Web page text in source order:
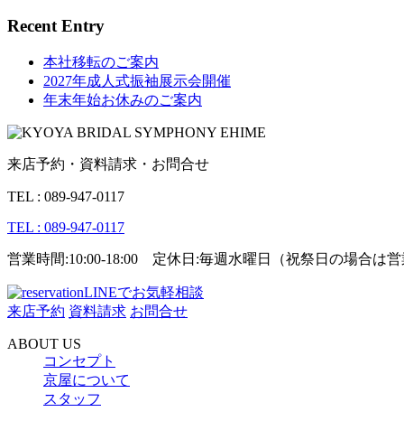
Recent Entry
本社移転のご案内
2027年成人式振袖展示会開催
年末年始お休みのご案内
来店予約・資料請求・お問合せ
TEL : 089-947-0117
TEL : 089-947-0117
営業時間:10:00-18:00 定休日:毎週水曜日（祝祭日の場合は営
LINEでお気軽相談
来店予約 資料請求 お問合せ
ABOUT US
コンセプト
京屋について
スタッフ